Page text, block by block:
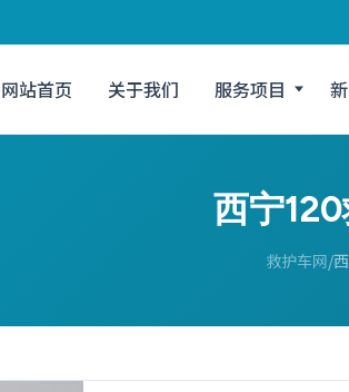
网站首页 关于我们 服务项目
西宁
救护车网